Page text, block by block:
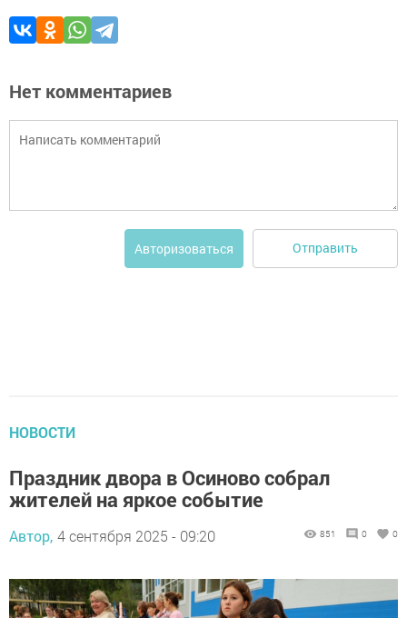
Нет комментариев
Авторизоваться Отправить
НОВОСТИ
Праздник двора в Осиново собрал
жителей на яркое событие
Автор, 4 сентября 2025 - 09:20 851 0 0